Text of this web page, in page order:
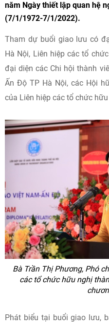
năm Ngày thiết lập quan hệ
(7/1/1972-7/1/2022).
Tham dự buổi giao lưu có
Hà Nội, Liên hiệp các tổ
đại diện các Chi hội thành
Ấn Độ TP Hà Nội, các Hội
của Liên hiệp các tổ chức
Bà Trần Thị Phương, Phó
các tổ chức hữu nghị
Phát biểu tại buổi giao lưu,